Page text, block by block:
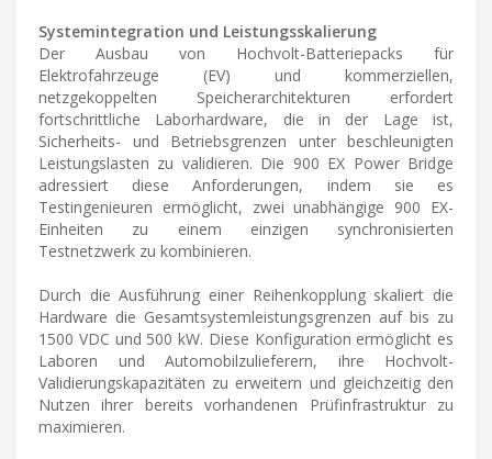
Systemintegration und Leistungsskalierung
Der Ausbau von Hochvolt-Batteriepacks für
Elektrofahrzeuge (EV) und kommerziellen,
netzgekoppelten Speicherarchitekturen erfordert
fortschrittliche Laborhardware, die in der Lage ist,
Sicherheits- und Betriebsgrenzen unter beschleunigten
Leistungslasten zu validieren. Die 900 EX Power Bridge
adressiert diese Anforderungen, indem sie es
Testingenieuren ermöglicht, zwei unabhängige 900 EX-
Einheiten zu einem einzigen synchronisierten
Testnetzwerk zu kombinieren.
Durch die Ausführung einer Reihenkopplung skaliert die
Hardware die Gesamtsystemleistungsgrenzen auf bis zu
1500 VDC und 500 kW. Diese Konfiguration ermöglicht es
Laboren und Automobilzulieferern, ihre Hochvolt-
Validierungskapazitäten zu erweitern und gleichzeitig den
Nutzen ihrer bereits vorhandenen Prüfinfrastruktur zu
maximieren.